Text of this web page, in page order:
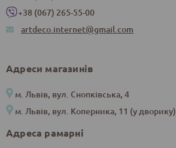
+38 (067) 265-55-00
artdeco.internet@gmail.com
Адреси магазинів
м. Львів, вул. Снопківська, 4
м. Львів, вул. Коперника, 11 (у дворику)
Адреса рамарні